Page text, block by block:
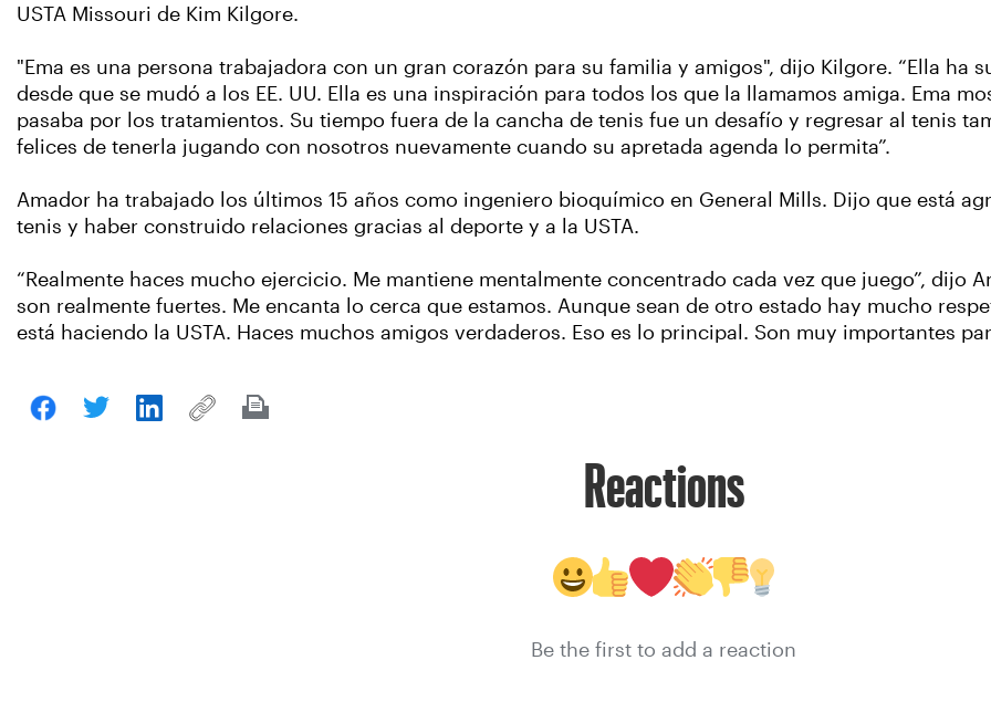
USTA Missouri de Kim Kilgore.
"Ema es una persona trabajadora con un gran corazón para su familia y amigos", dijo Kilgore. “Ella ha
desde que se mudó a los EE. UU. Ella es una inspiración para todos los que la llamamos amiga. Ema
pasaba por los tratamientos. Su tiempo fuera de la cancha de tenis fue un desafío y regresar al tenis
felices de tenerla jugando con nosotros nuevamente cuando su apretada agenda lo permita”.
Amador ha trabajado los últimos 15 años como ingeniero bioquímico en General Mills. Dijo que está
tenis y haber construido relaciones gracias al deporte y a la USTA.
“Realmente haces mucho ejercicio. Me mantiene mentalmente concentrado cada vez que juego”, dijo
son realmente fuertes. Me encanta lo cerca que estamos. Aunque sean de otro estado hay mucho
está haciendo la USTA. Haces muchos amigos verdaderos. Eso es lo principal. Son muy importantes
Reactions
Be the first to add a reaction